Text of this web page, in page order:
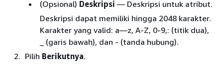
(Opsional) Deskripsi — Deskripsi untuk atribut.
Deskripsi dapat memiliki hingga 2048 karakter.
Karakter yang valid: a—z, A-Z, 0-9,: (titik dua),
_ (garis bawah), dan - (tanda hubung).
Pilih Berikutnya.